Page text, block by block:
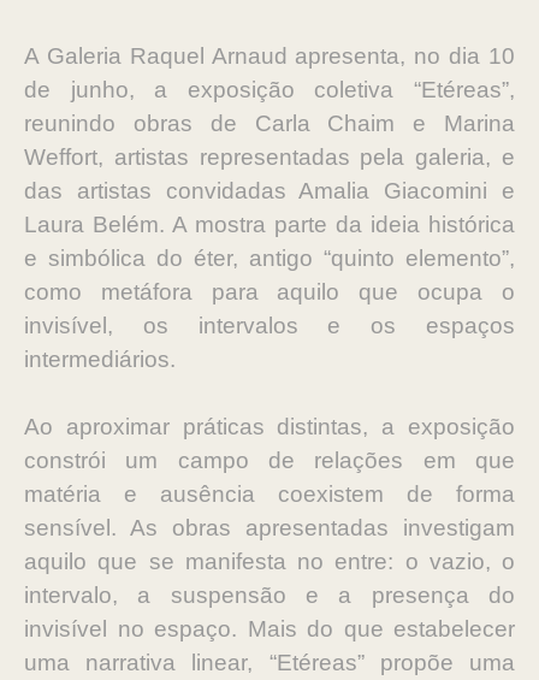
A Galeria Raquel Arnaud apresenta, no dia 10
de junho, a exposição coletiva “Etéreas”,
reunindo obras de Carla Chaim e Marina
Weffort, artistas representadas pela galeria, e
das artistas convidadas Amalia Giacomini e
Laura Belém. A mostra parte da ideia histórica
e simbólica do éter, antigo “quinto elemento”,
como metáfora para aquilo que ocupa o
invisível, os intervalos e os espaços
intermediários.
Ao aproximar práticas distintas, a exposição
constrói um campo de relações em que
matéria e ausência coexistem de forma
sensível. As obras apresentadas investigam
aquilo que se manifesta no entre: o vazio, o
intervalo, a suspensão e a presença do
invisível no espaço. Mais do que estabelecer
uma narrativa linear, “Etéreas” propõe uma